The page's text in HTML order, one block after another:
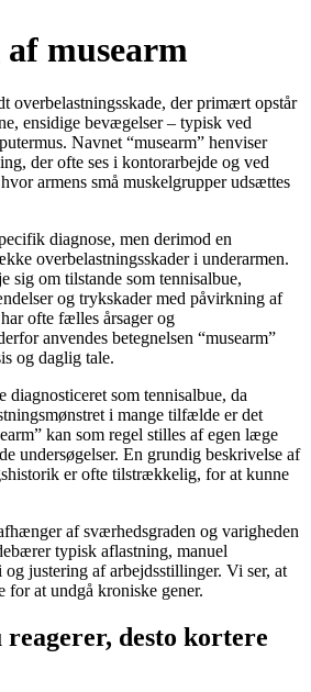
musearm
overbelastningsskade, der primært opstår
ensidige bevægelser – typisk ved
Navnet “musearm” henviser
der ofte ses i kontorarbejde og ved
armens små muskelgrupper udsættes
diagnose, men derimod en
overbelastningsskader i underarmen.
sig om tilstande som tennisalbue,
og trykskader med påvirkning af
ofte fælles årsager og
anvendes betegnelsen “musearm”
og daglig tale.
som tennisalbue, da
i mange tilfælde er det
kan som regel stilles af egen læge
undersøgelser. En grundig beskrivelse af
er ofte tilstrækkelig, for at kunne
af sværhedsgraden og varigheden
typisk aflastning, manuel
og justering af arbejdsstillinger. Vi ser, at
for at undgå kroniske gener.
desto kortere